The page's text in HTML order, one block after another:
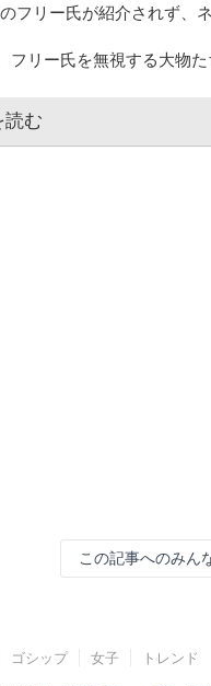
のフリー氏が紹介されず、
フリー氏を無視する大物
読む
この記事へのみん
ゴシップ 女子 トレンド